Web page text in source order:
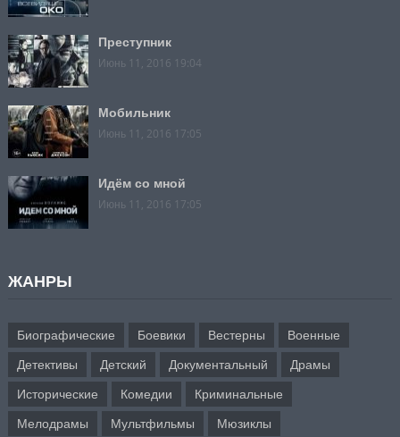
Преступник
Июнь 11, 2016 19:04
Мобильник
Июнь 11, 2016 17:05
Идём со мной
Июнь 11, 2016 17:05
ЖАНРЫ
Биографические Боевики Вестерны Военные
Детективы Детский Документальный Драмы
Исторические Комедии Криминальные
Мелодрамы Мультфильмы Мюзиклы